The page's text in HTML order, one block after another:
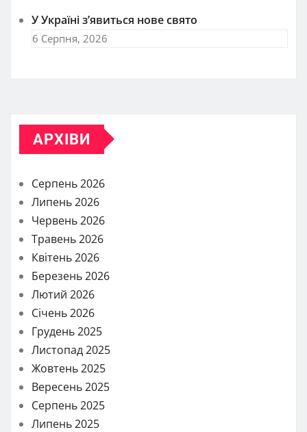
У Україні з’явиться нове свято
6 Серпня, 2026
АРХІВИ
Серпень 2026
Липень 2026
Червень 2026
Травень 2026
Квітень 2026
Березень 2026
Лютий 2026
Січень 2026
Грудень 2025
Листопад 2025
Жовтень 2025
Вересень 2025
Серпень 2025
Липень 2025